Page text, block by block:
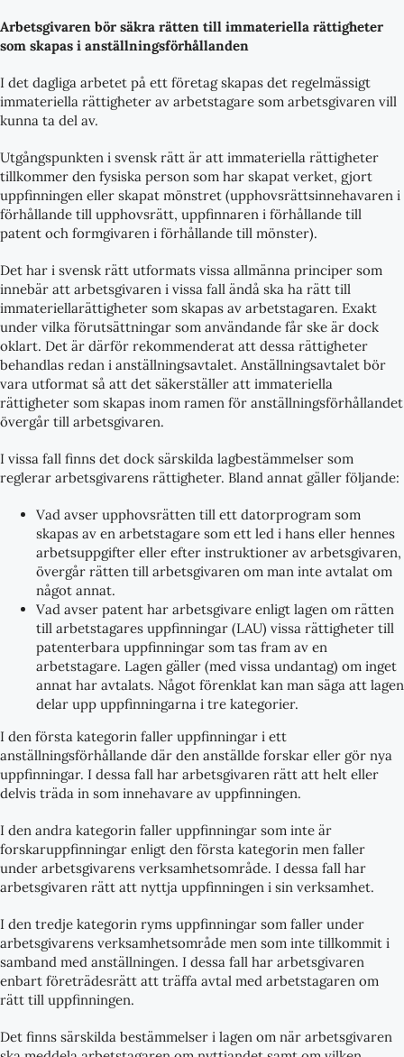
Arbetsgivaren bör säkra rätten till immateriella rättigheter
som skapas i anställningsförhållanden
I det dagliga arbetet på ett företag skapas det regelmässigt
immateriella rättigheter av arbetstagare som arbetsgivaren vill
kunna ta del av.
Utgångspunkten i svensk rätt är att immateriella rättigheter
tillkommer den fysiska person som har skapat verket, gjort
uppfinningen eller skapat mönstret (upphovsrättsinnehavaren i
förhållande till upphovsrätt, uppfinnaren i förhållande till
patent och formgivaren i förhållande till mönster).
Det har i svensk rätt utformats vissa allmänna principer som
innebär att arbetsgivaren i vissa fall ändå ska ha rätt till
immateriellarättigheter som skapas av arbetstagaren. Exakt
under vilka förutsättningar som användande får ske är dock
oklart. Det är därför rekommenderat att dessa rättigheter
behandlas redan i anställningsavtalet. Anställningsavtalet bör
vara utformat så att det säkerställer att immateriella
rättigheter som skapas inom ramen för anställningsförhållandet
övergår till arbetsgivaren.
I vissa fall finns det dock särskilda lagbestämmelser som
reglerar arbetsgivarens rättigheter. Bland annat gäller följande:
Vad avser upphovsrätten till ett datorprogram som
skapas av en arbetstagare som ett led i hans eller hennes
arbetsuppgifter eller efter instruktioner av arbetsgivaren,
övergår rätten till arbetsgivaren om man inte avtalat om
något annat.
Vad avser patent har arbetsgivare enligt lagen om rätten
till arbetstagares uppfinningar (LAU) vissa rättigheter till
patenterbara uppfinningar som tas fram av en
arbetstagare. Lagen gäller (med vissa undantag) om inget
annat har avtalats. Något förenklat kan man säga att lagen
delar upp uppfinningarna i tre kategorier.
I den första kategorin faller uppfinningar i ett
anställningsförhållande där den anställde forskar eller gör nya
uppfinningar. I dessa fall har arbetsgivaren rätt att helt eller
delvis träda in som innehavare av uppfinningen.
I den andra kategorin faller uppfinningar som inte är
forskaruppfinningar enligt den första kategorin men faller
under arbetsgivarens verksamhetsområde. I dessa fall har
arbetsgivaren rätt att nyttja uppfinningen i sin verksamhet.
I den tredje kategorin ryms uppfinningar som faller under
arbetsgivarens verksamhetsområde men som inte tillkommit i
samband med anställningen. I dessa fall har arbetsgivaren
enbart företrädesrätt att träffa avtal med arbetstagaren om
rätt till uppfinningen.
Det finns särskilda bestämmelser i lagen om när arbetsgivaren